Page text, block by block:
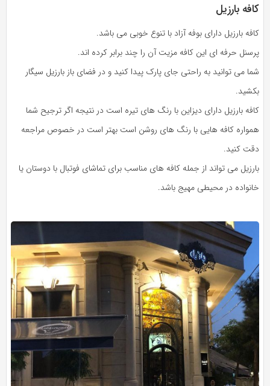
کافه بارزیل
کافه بارزیل دارای بوفه آزاد با تنوع خوبی می باشد.
پرسنل حرفه ای این کافه مزیت آن را چند برابر کرده اند.
شما می توانید به راحتی جای پارک پیدا کنید و در فضای باز بارزیل سیگار
بکشید.
کافه بارزیل دارای دیزاین با رنگ های تیره است در نتیجه اگر ترجیح شما
همواره کافه هایی با رنگ های روشن است بهتر است در خصوص مراجعه
دقت کنید.
بارزیل می تواند از جمله کافه های مناسب برای تماشای فوتبال با دوستان یا
خانواده در محیطی مهیج باشد.